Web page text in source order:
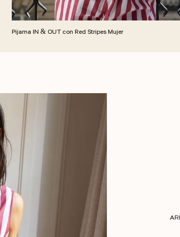
Pijama IN & OUT con Red Stripes Mujer